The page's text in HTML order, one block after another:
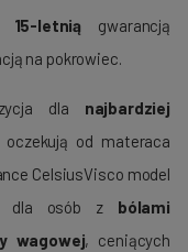
15-letnią gwarancją
na pokrowiec.
dla najbardziej
od materaca
CelsiusVisco model
dla osób z bólami
wagowej, ceniących